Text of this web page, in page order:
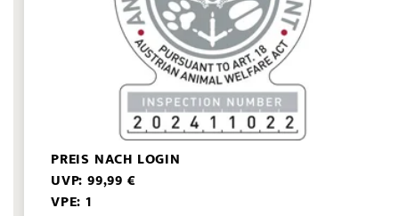
PREIS NACH LOGIN
UVP: 99,99 €
VPE: 1